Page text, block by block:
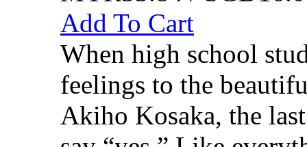
Add To Cart
When high school
feelings to the
Akiho Kosaka, the